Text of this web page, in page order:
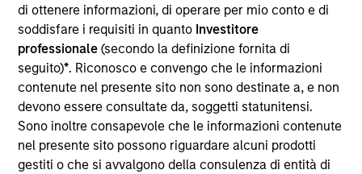
di ottenere informazioni, di operare per mio conto e di
soddisfare i requisiti in quanto Investitore
professionale(secondo la definizione fornita di
seguito)*. Riconosco e convengo che le informazioni
contenute nel presente sito non sono destinate a, e non
devono essere consultate da, soggetti statunitensi.
Sono inoltre consapevole che le informazioni contenute
nel presente sito possono riguardare alcuni prodotti
gestiti o che si avvalgono della consulenza di entità di
Stanley Hua is an Executive Director with Morgan
Stanley Expansion Capital. Prior to joining Morgan
Stanley, Stanley was on the investment team at
Guidepost Growth Equity, and began his career as
an Analyst with William Blair’s technology
investment banking group. Stanley received his BA
in Economics from UC Berkeley.